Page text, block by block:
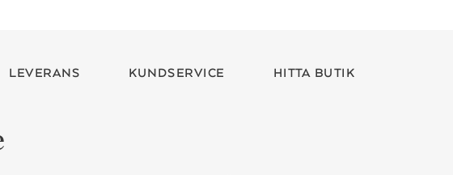
LEVERANS KUNDSERVICE HITTA BUTIK